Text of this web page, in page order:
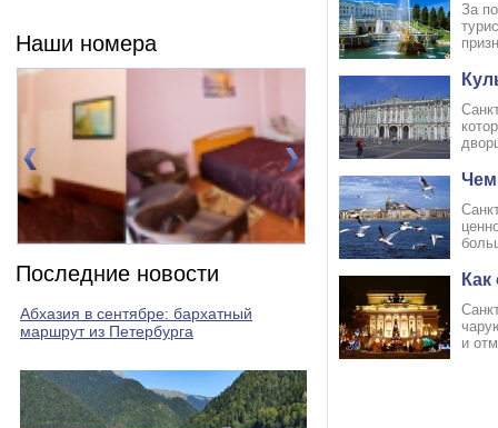
Наши номера
Номер 3(DBL)
Последние новости
Абхазия в сентябре: бархатный
маршрут из Петербурга
За
Чем
и